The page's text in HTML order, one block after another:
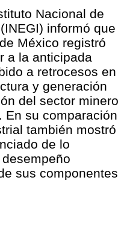
Nacional de
informó que
México registró
a la anticipada
a retrocesos en
y generación
del sector minero
En su comparación
también mostró
de lo
sus componentes